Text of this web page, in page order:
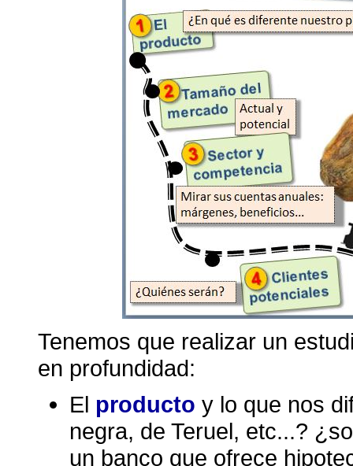
Tenemos que realizar un
en profundidad:
El producto y lo que nos
negra, de Teruel, etc...?
un banco que ofrece